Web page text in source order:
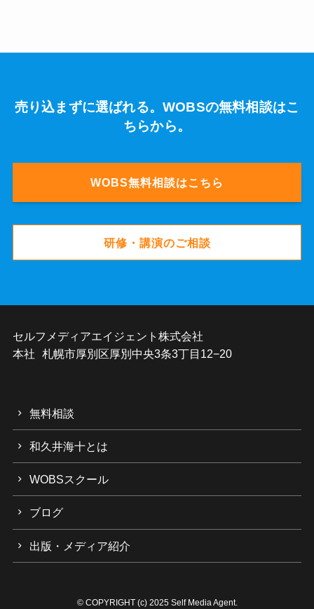
売り込まずに選ばれる。WOBSの無料相談はこ
ちらから。
WOBS無料相談はこちら
研修・講演のご相談
セルフメディアエイジェント株式会社
本社 札幌市厚別区厚別中央3条3丁目12−20
無料相談
和久井海十とは
WOBSスクール
ブログ
出版・メディア紹介
©COPYRIGHT (c) 2025 Self Media Agent.